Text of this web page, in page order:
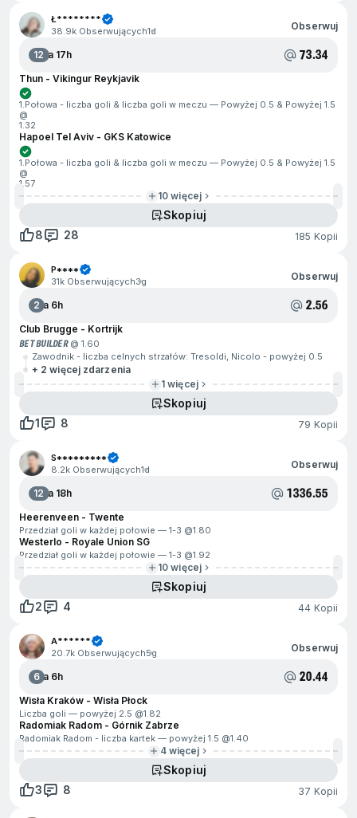
Ł********
38.9k Obserwujących1d Obserwuj
12Za 17h 73.34
Thun - Vikingur Reykjavik
1.Połowa - liczba goli & liczba goli w meczu — Powyżej 0.5 & Powyżej 1.5
@
1.32
Hapoel Tel Aviv - GKS Katowice
1.Połowa - liczba goli & liczba goli w meczu — Powyżej 0.5 & Powyżej 1.5
@
1.57
10 więcej
Skopiuj
8
28 185 Kopii
P****
31k Obserwujących3g Obserwuj
2Za 6h 2.56
Club Brugge - Kortrijk
BET BUILDER@ 1.60
Zawodnik - liczba celnych strzałów: Tresoldi, Nicolo - powyżej 0.5
+ 2 więcej zdarzenia
1 więcej
Skopiuj
1
8 79 Kopii
S*********
8.2k Obserwujących1d Obserwuj
12Za 18h 1336.55
Heerenveen - Twente
Przedział goli w każdej połowie — 1-3 @1.80
Westerlo - Royale Union SG
Przedział goli w każdej połowie — 1-3 @1.92
10 więcej
Skopiuj
2
4 44 Kopii
A******
20.7k Obserwujących5g Obserwuj
6Za 6h 20.44
Wisła Kraków - Wisła Płock
Liczba goli — powyżej 2.5 @1.82
Radomiak Radom - Górnik Zabrze
Radomiak Radom - liczba kartek — powyżej 1.5 @1.40
4 więcej
Skopiuj
3
8 37 Kopii